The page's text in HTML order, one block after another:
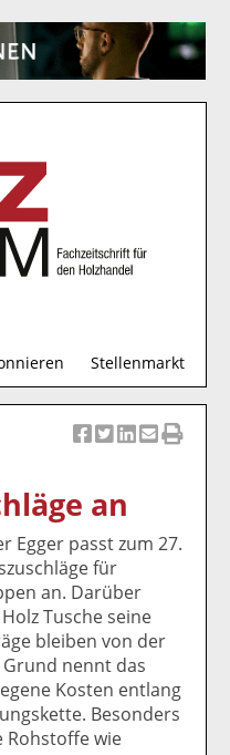
Stellenmarkt
u
c
k
a
uf
F
ac
e
b
o
o
k
el
t
wi
tt
er
n
k
a
Li
n
k
e
di
n
p
m
ai
l
v
er
el
D
n
an
Egger passt zum 27.
für
an. Darüber
Tusche seine
bleiben von der
nennt das
Kosten entlang
Besonders
Rohstoffe wie